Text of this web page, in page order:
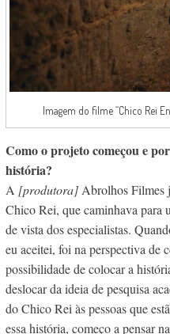
Imagem do filme “Chico Rei
Como o projeto começou e
história?
A [produtora]Abrolhos Filmes
Chico Rei, que caminhava para
de vista dos especialistas.
eu aceitei, foi na perspectiva de
possibilidade de colocar a
deslocar da ideia de pesquisa
do Chico Rei às pessoas que
essa história, começo a pensar